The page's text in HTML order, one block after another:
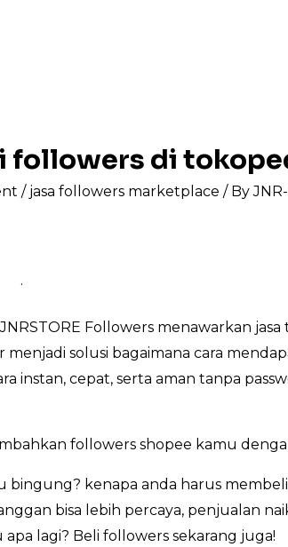
followers di
/ jasa followers marketplace / By
.
Followers menawarkan
menjadi solusi bagaimana cara
instan, cepat, serta aman tanpa
followers shopee kamu
bingung? kenapa anda harus
bisa lebih percaya, penjualan
lagi? Beli followers sekarang juga!